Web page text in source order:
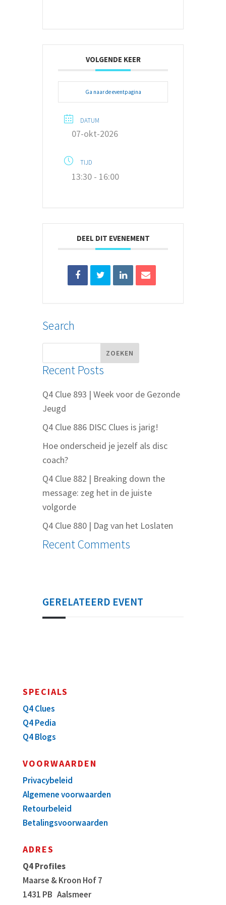
VOLGENDE KEER
Ga naar de eventpagina
DATUM
07-okt-2026
TIJD
13:30 - 16:00
DEEL DIT EVENEMENT
Search
Recent Posts
Q4 Clue 893 | Week voor de Gezonde
Jeugd
Q4 Clue 886 DISC Clues is jarig!
Hoe onderscheid je jezelf als disc
coach?
Q4 Clue 882 | Breaking down the
message: zeg het in de juiste
volgorde
Q4 Clue 880 | Dag van het Loslaten
Recent Comments
GERELATEERD EVENT
SPECIALS
Q4 Clues
Q4 Pedia
Q4 Blogs
VOORWAARDEN
Privacybeleid
Algemene voorwaarden
Retourbeleid
Betalingsvoorwaarden
ADRES
Q4 Profiles
Maarse & Kroon Hof 7
1431 PB Aalsmeer